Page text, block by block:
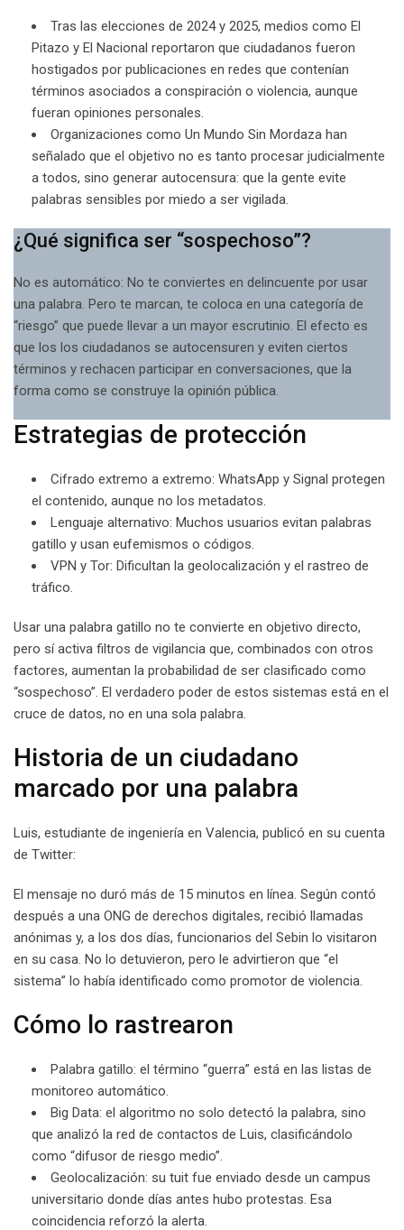
Tras las elecciones de 2024 y 2025, medios como El
Pitazo y El Nacional reportaron que ciudadanos fueron
hostigados por publicaciones en redes que contenían
términos asociados a conspiración o violencia, aunque
fueran opiniones personales.
Organizaciones como Un Mundo Sin Mordaza han
señalado que el objetivo no es tanto procesar judicialmente
a todos, sino generar autocensura: que la gente evite
palabras sensibles por miedo a ser vigilada.
¿Qué significa ser “sospechoso”?
No es automático: No te conviertes en delincuente por usar
una palabra. Pero te marcan, te coloca en una categoría de
“riesgo” que puede llevar a un mayor escrutinio. El efecto es
que los los ciudadanos se autocensuren y eviten ciertos
términos y rechacen participar en conversaciones, que la
forma como se construye la opinión pública.
Estrategias de protección
Cifrado extremo a extremo: WhatsApp y Signal protegen
el contenido, aunque no los metadatos.
Lenguaje alternativo: Muchos usuarios evitan palabras
gatillo y usan eufemismos o códigos.
VPN y Tor: Dificultan la geolocalización y el rastreo de
tráfico.
Usar una palabra gatillo no te convierte en objetivo directo,
pero sí activa filtros de vigilancia que, combinados con otros
factores, aumentan la probabilidad de ser clasificado como
“sospechoso”. El verdadero poder de estos sistemas está en el
cruce de datos, no en una sola palabra.
Historia de un ciudadano
marcado por una palabra
Luis, estudiante de ingeniería en Valencia, publicó en su cuenta
de Twitter:
El mensaje no duró más de 15 minutos en línea. Según contó
después a una ONG de derechos digitales, recibió llamadas
anónimas y, a los dos días, funcionarios del Sebin lo visitaron
en su casa. No lo detuvieron, pero le advirtieron que “el
sistema” lo había identificado como promotor de violencia.
Cómo lo rastrearon
Palabra gatillo: el término “guerra” está en las listas de
monitoreo automático.
Big Data: el algoritmo no solo detectó la palabra, sino
que analizó la red de contactos de Luis, clasificándolo
como “difusor de riesgo medio”.
Geolocalización: su tuit fue enviado desde un campus
universitario donde días antes hubo protestas. Esa
coincidencia reforzó la alerta.